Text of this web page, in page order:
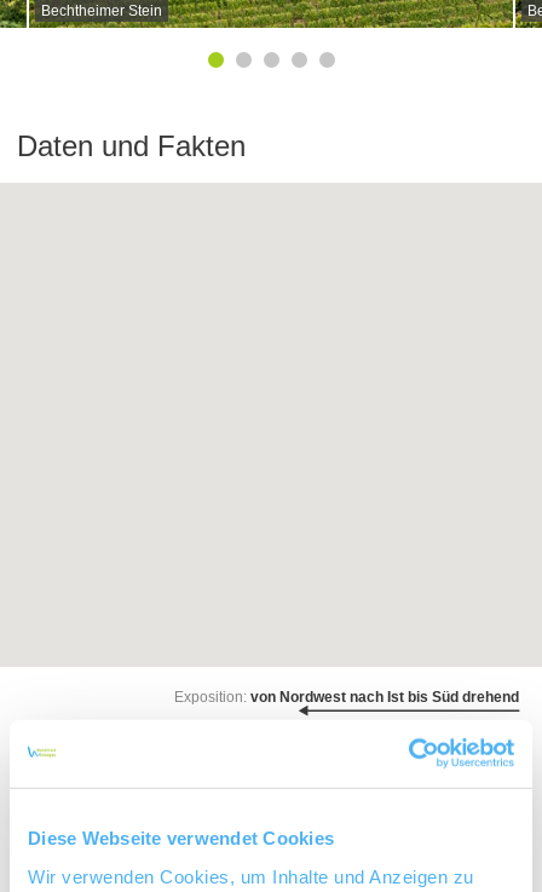
Diese Webseite verwendet Cookies
Wir verwenden Cookies, um Inhalte und Anzeigen zu
Bechtheimer Stein
Daten und Fakten
Exposition: von Nordwest nach Ist bis Süd drehend